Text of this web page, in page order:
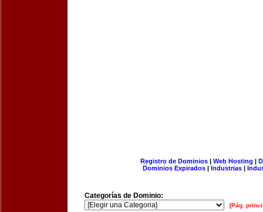
Registro de Dominios| Web Hosting |
Dominios Expirados | Industrias |
Categorías de Dominio:
[Pág.